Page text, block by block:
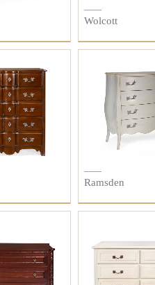
Wolcott
Ramsden